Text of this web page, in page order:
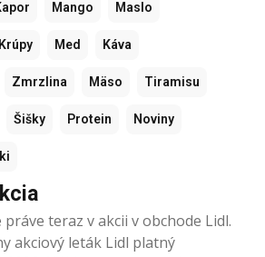
Mango Maslo
Krúpy Med Káva
Zmrzlina Mäso Tiramisu
Šišky Protein Noviny
teraz v akcii v obchode Lidl.
akciový leták Lidl platný